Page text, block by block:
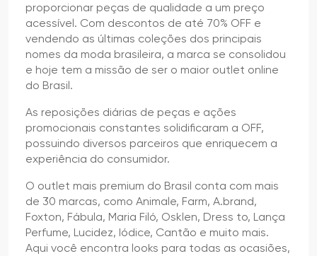
proporcionar peças de qualidade a um preço
acessível. Com descontos de até 70% OFF e
vendendo as últimas coleções dos principais
nomes da moda brasileira, a marca se consolidou
e hoje tem a missão de ser o maior outlet online
do Brasil.
As reposições diárias de peças e ações
promocionais constantes solidificaram a OFF,
possuindo diversos parceiros que enriquecem a
experiência do consumidor.
O outlet mais premium do Brasil conta com mais
de 30 marcas, como Animale, Farm, A.brand,
Foxton, Fábula, Maria Filó, Osklen, Dress to, Lança
Perfume, Lucidez, Iódice, Cantão e muito mais.
Aqui você encontra looks para todas as ocasiões,